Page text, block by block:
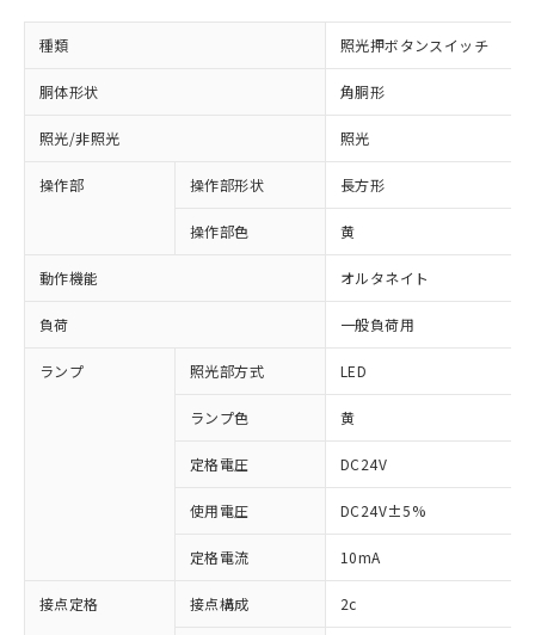
種類 照光押ボタンスイッチ
胴体形状 角胴形
照光/非照光 照光
操作部 操作部形状 長方形
操作部色 黄
動作機能 オルタネイト
負荷 一般負荷用
ランプ 照光部方式 LED
ランプ色 黄
定格電圧 DC24V
使用電圧 DC24V±5%
定格電流 10mA
接点定格 接点構成 2c